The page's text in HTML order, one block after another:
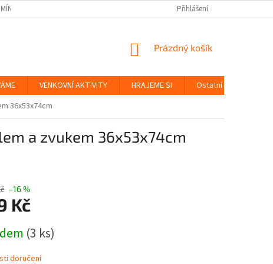
ZÁSADY OCHRANY
Přihlášení
NÁKUPNÍ
Prázdný košík
VENKOVNÍ AKTIVITY HRAJEME SI Ostatní
36x53x74cm
a zvukem 36x53x74cm
–16 %
Kč
(3 ks)
doručení